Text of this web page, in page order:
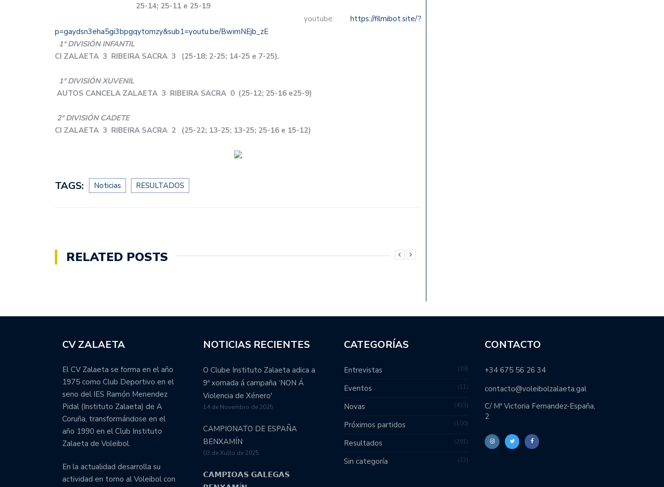
25-14; 25-11 e 25-19
youtube: https://filmibot.site/?
p=gaydsn3eha5gi3bpgqytomzy&sub1=youtu.be/BwimNEjb_zE
1ª DIVISIÓN INFANTIL
CI ZALAETA 3 RIBEIRA SACRA 3 (25-18; 2-25; 14-25 e 7-25).
1ª DIVISIÓN XUVENIL
AUTOS CANCELA ZALAETA 3 RIBEIRA SACRA 0 (25-12; 25-16 e25-9)
2ª DIVISIÓN CADETE
CI ZALAETA 3 RIBEIRA SACRA 2 (25-22; 13-25; 13-25; 25-16 e 15-12)
TAGS: Noticias RESULTADOS
RELATED POSTS
CV ZALAETA
El CV Zalaeta se forma en el año
1975 como Club Deportivo en el
seno del IES Ramón Menendez
Pidal (Instituto Zalaeta) de A
Coruña, transformándose en el
año 1990 en el Club Instituto
Zalaeta de Voleibol.
En la actualidad desarrolla su
actividad en torno al Voleibol con
NOTICIAS RECIENTES
O Clube Instituto Zalaeta adica a
9ª xornada á campaña ‘NON Á
Violencia de Xénero'
14 de Novembro de 2025
CAMPIONATO DE ESPAÑA
BENXAMÍN
03 de Xullo de 2025
𝗖𝗔𝗠𝗣𝗜𝗢𝗔𝗦 𝗚𝗔𝗟𝗘𝗚𝗔𝗦
CATEGORÍAS
Entrevistas 38
Eventos 11
Novas 433
Próximos partidos 100
Resultados 291
Sin categoría 22
CONTACTO
+34 675 56 26 34
contacto@voleibolzalaeta.gal
C/ Mª Victoria Fernandez-España,
2